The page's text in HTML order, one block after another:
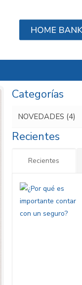
Categorías
NOVEDADES (4)
Recientes
Recientes